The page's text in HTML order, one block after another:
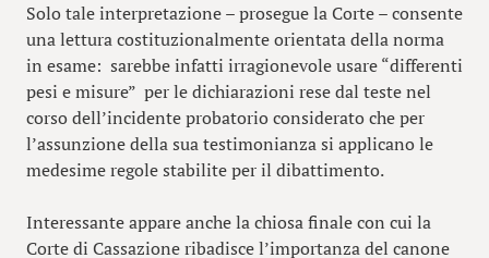
Solo tale interpretazione – prosegue la Corte – consente
una lettura costituzionalmente orientata della norma
in esame: sarebbe infatti irragionevole usare “differenti
pesi e misure” per le dichiarazioni rese dal teste nel
corso dell’incidente probatorio considerato che per
l’assunzione della sua testimonianza si applicano le
medesime regole stabilite per il dibattimento.
Interessante appare anche la chiosa finale con cui la
Corte di Cassazione ribadisce l’importanza del canone